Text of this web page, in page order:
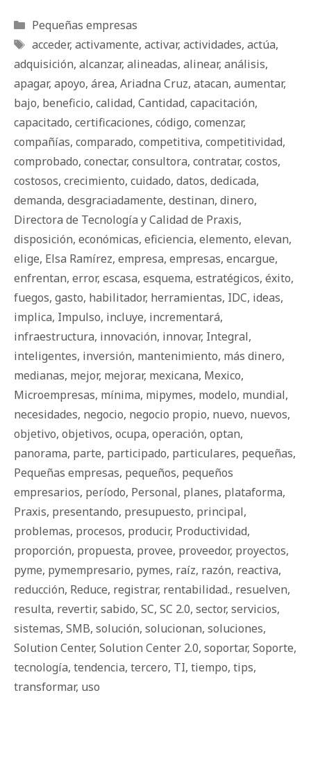
Categorías
Pequeñas empresas
Etiquetas
acceder, activamente, activar, actividades, actúa,
adquisición, alcanzar, alineadas, alinear, análisis,
apagar, apoyo, área, Ariadna Cruz, atacan, aumentar,
bajo, beneficio, calidad, Cantidad, capacitación,
capacitado, certificaciones, código, comenzar,
compañías, comparado, competitiva, competitividad,
comprobado, conectar, consultora, contratar, costos,
costosos, crecimiento, cuidado, datos, dedicada,
demanda, desgraciadamente, destinan, dinero,
Directora de Tecnología y Calidad de Praxis,
disposición, económicas, eficiencia, elemento, elevan,
elige, Elsa Ramírez, empresa, empresas, encargue,
enfrentan, error, escasa, esquema, estratégicos, éxito,
fuegos, gasto, habilitador, herramientas, IDC, ideas,
implica, Impulso, incluye, incrementará,
infraestructura, innovación, innovar, Integral,
inteligentes, inversión, mantenimiento, más dinero,
medianas, mejor, mejorar, mexicana, Mexico,
Microempresas, mínima, mipymes, modelo, mundial,
necesidades, negocio, negocio propio, nuevo, nuevos,
objetivo, objetivos, ocupa, operación, optan,
panorama, parte, participado, particulares, pequeñas,
Pequeñas empresas, pequeños, pequeños
empresarios, período, Personal, planes, plataforma,
Praxis, presentando, presupuesto, principal,
problemas, procesos, producir, Productividad,
proporción, propuesta, provee, proveedor, proyectos,
pyme, pymempresario, pymes, raíz, razón, reactiva,
reducción, Reduce, registrar, rentabilidad., resuelven,
resulta, revertir, sabido, SC, SC 2.0, sector, servicios,
sistemas, SMB, solución, solucionan, soluciones,
Solution Center, Solution Center 2.0, soportar, Soporte,
tecnología, tendencia, tercero, TI, tiempo, tips,
transformar, uso